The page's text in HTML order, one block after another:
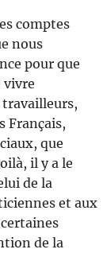
comptes
nous
pour que
vivre
Français,
que
il y a le
de la
et aux
de la